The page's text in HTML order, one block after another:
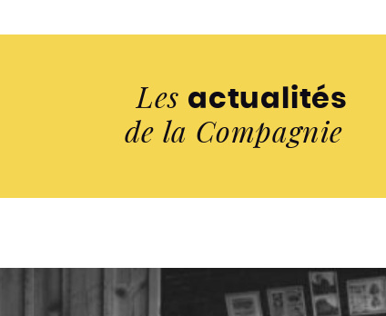
Les actualités
de la Compagnie